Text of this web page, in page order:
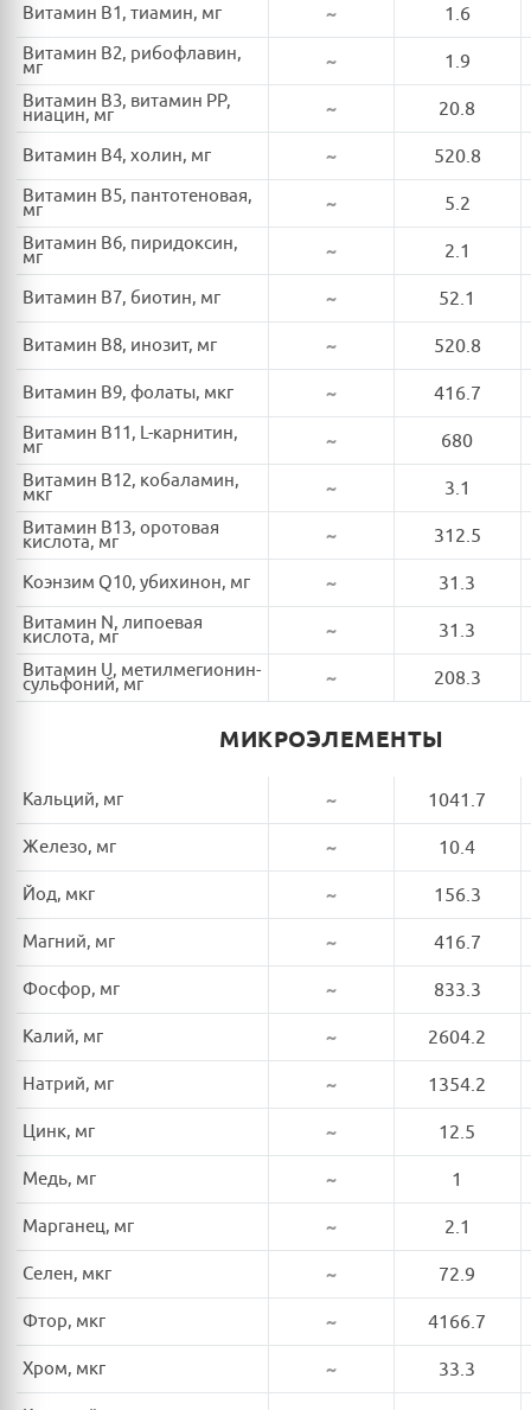
Витамин B1, тиамин, мг ~ 1.6
Витамин B2, рибофлавин,
мг ~ 1.9
Витамин B3, витамин PP,
ниацин, мг ~ 20.8
Витамин B4, холин, мг ~ 520.8
Витамин B5, пантотеновая,
мг ~ 5.2
Витамин B6, пиридоксин,
мг ~ 2.1
Витамин B7, биотин, мг ~ 52.1
Витамин B8, инозит, мг ~ 520.8
Витамин B9, фолаты, мкг ~ 416.7
Витамин B11, L-карнитин,
мг ~ 680
Витамин B12, кобаламин,
мкг ~ 3.1
Витамин B13, оротовая
кислота, мг ~ 312.5
Коэнзим Q10, убихинон, мг ~ 31.3
Витамин N, липоевая
кислота, мг ~ 31.3
Витамин U, метилмегионин-
сульфоний, мг ~ 208.3
МИКРОЭЛЕМЕНТЫ
Кальций, мг ~ 1041.7
Железо, мг ~ 10.4
Йод, мкг ~ 156.3
Магний, мг ~ 416.7
Фосфор, мг ~ 833.3
Калий, мг ~ 2604.2
Натрий, мг ~ 1354.2
Цинк, мг ~ 12.5
Медь, мг ~ 1
Марганец, мг ~ 2.1
Селен, мкг ~ 72.9
Фтор, мкг ~ 4166.7
Хром, мкг ~ 33.3